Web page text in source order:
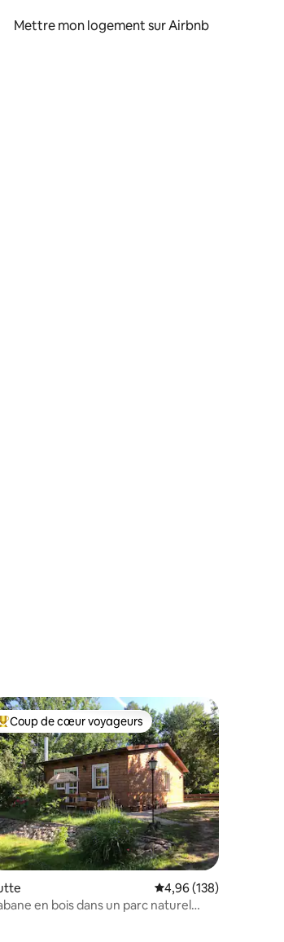
Mettre mon logement sur Airbnb
5
Coups de cœur voyageurs les plus appréciés
Coup de cœur voyageurs
Évaluation moyenne
4,96 (138)
en bois dans un parc naturel